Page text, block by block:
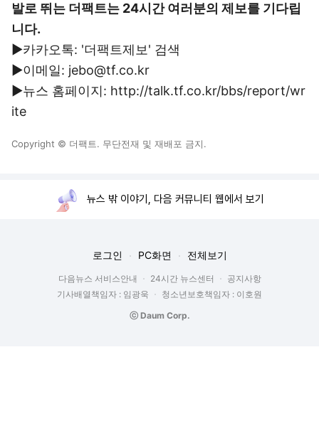
발로 뛰는 더팩트는 24시간 여러분의 제보를 기다립
니다.
▶카카오톡: '더팩트제보' 검색
▶이메일: jebo@tf.co.kr
▶뉴스 홈페이지: http://talk.tf.co.kr/bbs/report/wr
ite
Copyright © 더팩트. 무단전재 및 재배포 금지.
뉴스 밖 이야기, 다음 커뮤니티 웹에서 보기
로그인 PC화면 전체보기
다음뉴스 서비스안내 24시간 뉴스센터
공지사항
기사배열책임자 : 임광욱
청소년보호책임자 : 이호원
ⓒ Daum Corp.